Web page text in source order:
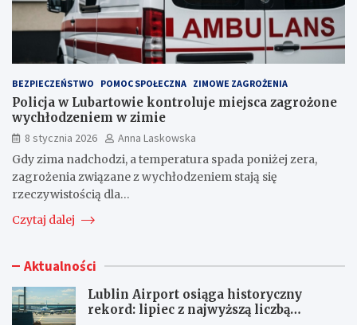
BEZPIECZEŃSTWO POMOC SPOŁECZNA ZIMOWE ZAGROŻENIA
Policja w Lubartowie kontroluje miejsca zagrożone
wychłodzeniem w zimie
8 stycznia 2026
Anna Laskowska
Gdy zima nadchodzi, a temperatura spada poniżej zera,
zagrożenia związane z wychłodzeniem stają się
rzeczywistością dla…
Czytaj dalej
Aktualności
Lublin Airport osiąga historyczny
rekord: lipiec z najwyższą liczbą